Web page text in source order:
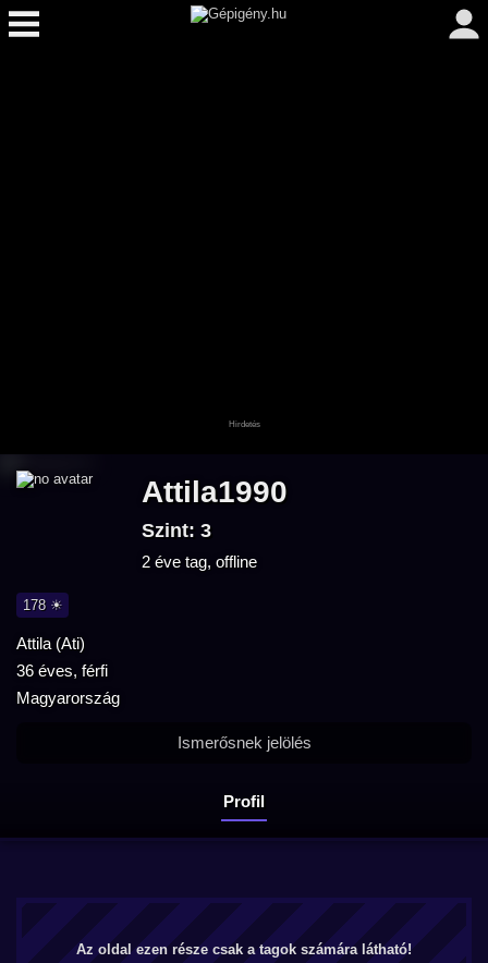
Attila1990
Szint: 3
2 éve tag, offline
178 ☀
Attila (Ati)
36 éves, férfi
Magyarország
Profil
Ismerősnek jelölés
Az oldal ezen része csak a tagok számára látható!